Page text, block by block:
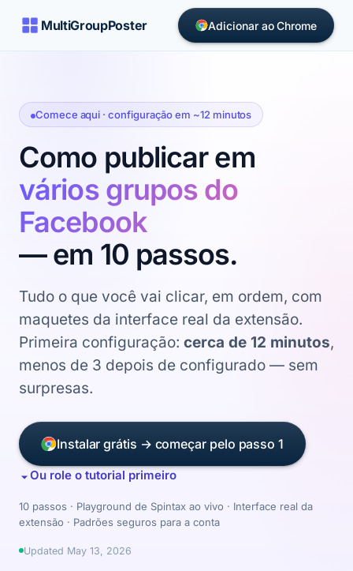
MultiGroupPoster Adicionar ao Chrome
Comece aqui · configuração em ~12 minutos
Como publicar em
vários grupos do
Facebook
— em 10 passos.
Tudo o que você vai clicar, em ordem, com
maquetes da interface real da extensão.
Primeira configuração: cerca de 12 minutos,
menos de 3 depois de configurado — sem
surpresas.
Instalar grátis → começar pelo passo 1
Ou role o tutorial primeiro
10 passos · Playground de Spintax ao vivo · Interface real da
extensão · Padrões seguros para a conta
Updated May 13, 2026